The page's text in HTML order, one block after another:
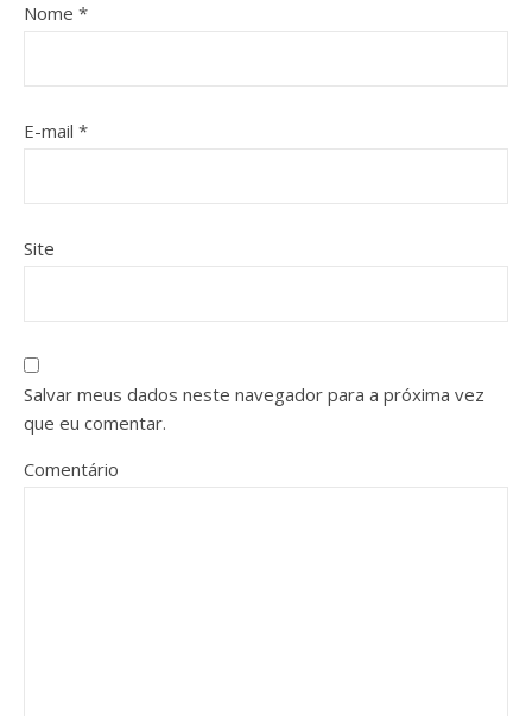
Nome *
E-mail *
Site
Salvar meus dados neste navegador para a próxima vez
que eu comentar.
Comentário